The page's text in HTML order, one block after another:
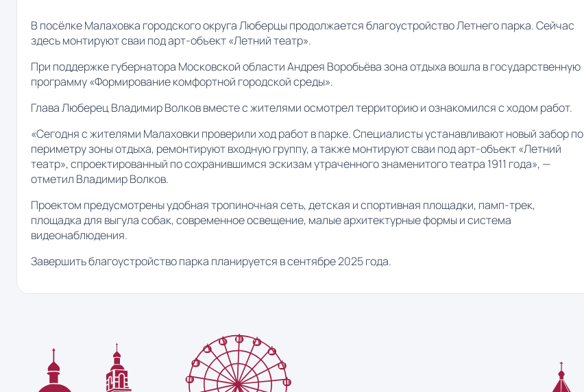
В посёлке Малаховка городского округа Люберцы продолжается благоустройство Летнего парка. Сейчас
здесь монтируют сваи под арт-объект «Летний театр».
При поддержке губернатора Московской области Андрея Воробьёва зона отдыха вошла в государственную
программу «Формирование комфортной городской среды».
Глава Люберец Владимир Волков вместе с жителями осмотрел территорию и ознакомился с ходом работ.
«Сегодня с жителями Малаховки проверили ход работ в парке. Специалисты устанавливают новый забор по
периметру зоны отдыха, ремонтируют входную группу, а также монтируют сваи под арт-объект «Летний
театр», спроектированный по сохранившимся эскизам утраченного знаменитого театра 1911 года», —
отметил Владимир Волков.
Проектом предусмотрены удобная тропиночная сеть, детская и спортивная площадки, памп-трек,
площадка для выгула собак, современное освещение, малые архитектурные формы и система
видеонаблюдения.
Завершить благоустройство парка планируется в сентябре 2025 года.